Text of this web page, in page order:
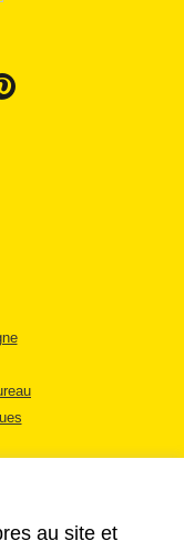
au site et